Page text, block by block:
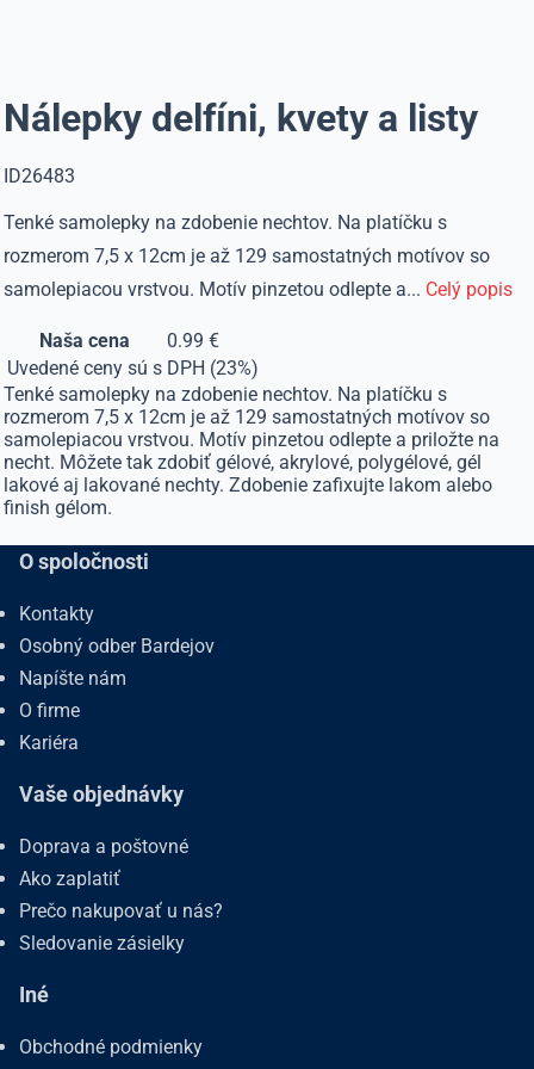
Nálepky delfíni, kvety a listy
ID26483
Tenké samolepky na zdobenie nechtov. Na platíčku s
rozmerom 7,5 x 12cm je až 129 samostatných motívov so
samolepiacou vrstvou. Motív pinzetou odlepte a... Celý popis
Naša cena
0.99 €
Uvedené ceny sú s DPH (23%)
Tenké samolepky na zdobenie nechtov. Na platíčku s
rozmerom 7,5 x 12cm je až 129 samostatných motívov so
samolepiacou vrstvou. Motív pinzetou odlepte a priložte na
necht. Môžete tak zdobiť gélové, akrylové, polygélové, gél
lakové aj lakované nechty. Zdobenie zafixujte lakom alebo
finish gélom.
O spoločnosti
Kontakty
Osobný odber Bardejov
Napíšte nám
O firme
Kariéra
Vaše objednávky
Doprava a poštovné
Ako zaplatiť
Prečo nakupovať u nás?
Sledovanie zásielky
Iné
Obchodné podmienky